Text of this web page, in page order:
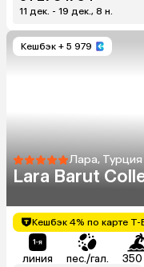
11 дек. - 19 дек., 8 н.
Кешбэк + 5 979
Лара, Турция
Lara Barut
Кешбэк 4% по карте Т-
линия пес./гал. 350